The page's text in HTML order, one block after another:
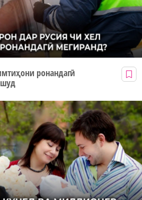
ронандагӣ
шуд